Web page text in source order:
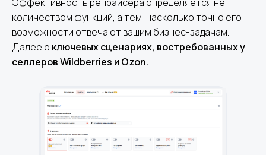
количеством функций, а тем, насколько точно его
возможности отвечают вашим бизнес-задачам.
Далее о ключевых сценариях, востребованных у
селлеров Wildberries и Ozon.